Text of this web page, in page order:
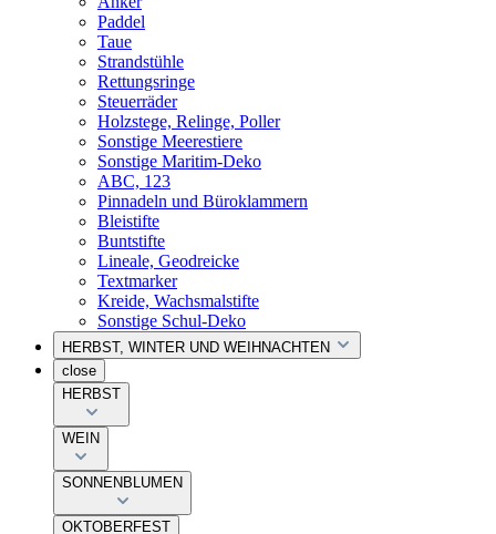
Paddel
Taue
Strandstühle
Rettungsringe
Steuerräder
Holzstege, Relinge, Poller
Sonstige Meerestiere
Sonstige Maritim-Deko
ABC, 123
Pinnadeln und Büroklammern
Bleistifte
Buntstifte
Lineale, Geodreicke
Textmarker
Kreide, Wachsmalstifte
Sonstige Schul-Deko
HERBST, WINTER UND WEIHNACHTEN
close
HERBST
WEIN
SONNENBLUMEN
OKTOBERFEST